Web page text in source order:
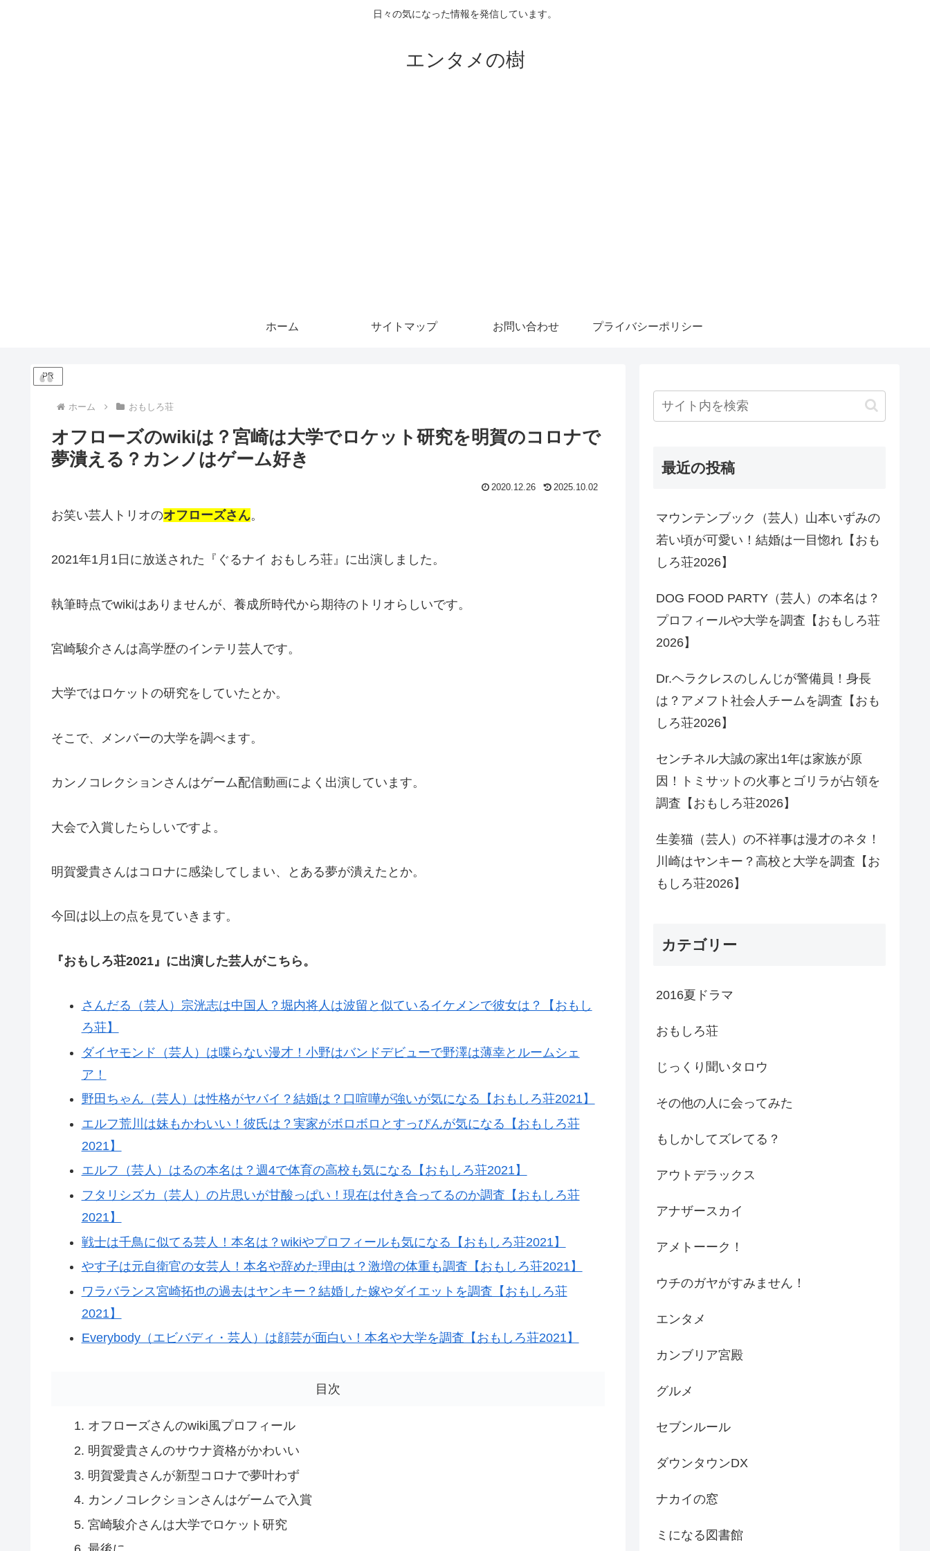
日々の気になった情報を発信しています。
エンタメの樹
ホーム サイトマップ お問い合わせ プライバシーポリシー
PR
ホーム おもしろ荘
オフローズのwikiは？宮崎は大学でロケット研究を明賀のコロナで
夢潰える？カンノはゲーム好き
2020.12.26 2025.10.02
お笑い芸人トリオのオフローズさん。
2021年1月1日に放送された『ぐるナイ おもしろ荘』に出演しました。
執筆時点でwikiはありませんが、養成所時代から期待のトリオらしいです。
宮崎駿介さんは高学歴のインテリ芸人です。
大学ではロケットの研究をしていたとか。
そこで、メンバーの大学を調べます。
カンノコレクションさんはゲーム配信動画によく出演しています。
大会で入賞したらしいですよ。
明賀愛貴さんはコロナに感染してしまい、とある夢が潰えたとか。
今回は以上の点を見ていきます。
『おもしろ荘2021』に出演した芸人がこちら。
さんだる（芸人）宗洸志は中国人？堀内将人は波留と似ているイケメンで彼女は？【おもし
ろ荘】
ダイヤモンド（芸人）は喋らない漫才！小野はバンドデビューで野澤は薄幸とルームシェ
ア！
野田ちゃん（芸人）は性格がヤバイ？結婚は？口喧嘩が強いが気になる【おもしろ荘2021】
エルフ荒川は妹もかわいい！彼氏は？実家がボロボロとすっぴんが気になる【おもしろ荘
2021】
エルフ（芸人）はるの本名は？週4で体育の高校も気になる【おもしろ荘2021】
フタリシズカ（芸人）の片思いが甘酸っぱい！現在は付き合ってるのか調査【おもしろ荘
2021】
戦士は千鳥に似てる芸人！本名は？wikiやプロフィールも気になる【おもしろ荘2021】
やす子は元自衛官の女芸人！本名や辞めた理由は？激増の体重も調査【おもしろ荘2021】
ワラバランス宮崎拓也の過去はヤンキー？結婚した嫁やダイエットを調査【おもしろ荘
2021】
Everybody（エビバディ・芸人）は顔芸が面白い！本名や大学を調査【おもしろ荘2021】
目次
オフローズさんのwiki風プロフィール
明賀愛貴さんのサウナ資格がかわいい
明賀愛貴さんが新型コロナで夢叶わず
カンノコレクションさんはゲームで入賞
宮崎駿介さんは大学でロケット研究
最近の投稿
マウンテンブック（芸人）山本いずみの
若い頃が可愛い！結婚は一目惚れ【おも
しろ荘2026】
DOG FOOD PARTY（芸人）の本名は？
プロフィールや大学を調査【おもしろ荘
2026】
Dr.ヘラクレスのしんじが警備員！身長
は？アメフト社会人チームを調査【おも
しろ荘2026】
センチネル大誠の家出1年は家族が原
因！トミサットの火事とゴリラが占領を
調査【おもしろ荘2026】
生姜猫（芸人）の不祥事は漫才のネタ！
川崎はヤンキー？高校と大学を調査【お
もしろ荘2026】
カテゴリー
2016夏ドラマ
おもしろ荘
じっくり聞いタロウ
その他の人に会ってみた
もしかしてズレてる？
アウトデラックス
アナザースカイ
アメトーーク！
ウチのガヤがすみません！
エンタメ
カンブリア宮殿
グルメ
セブンルール
ダウンタウンDX
ナカイの窓
ミになる図書館